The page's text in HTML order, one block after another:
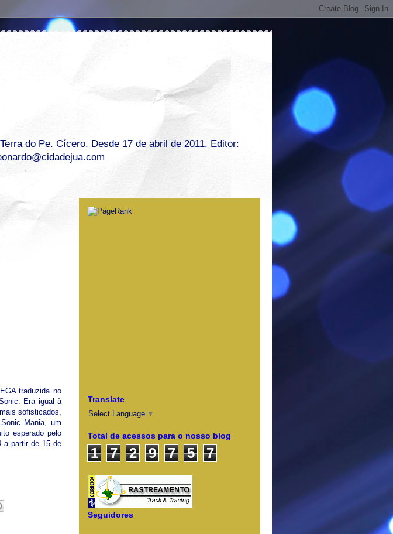
do Pe. Cícero. Desde 17 de abril de 2011. Editor:
traduzida no
Era igual à
sofisticados,
Mania, um
esperado pelo
a partir de 15 de
Translate
Select Language ▼
Total de acessos para o nosso blog
1 7 2 9 7 5 7
Seguidores